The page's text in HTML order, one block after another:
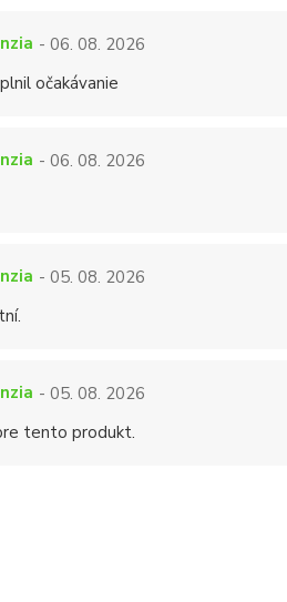
- 06. 08. 2026
očakávanie
- 06. 08. 2026
- 05. 08. 2026
- 05. 08. 2026
tento produkt.